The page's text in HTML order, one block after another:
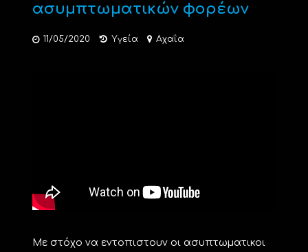
ασυμπτωματικών φορέων
11/05/2020 Υγεία Αχαΐα
Με στόχο να εντοπιστουν οι ασυπτωματικοι